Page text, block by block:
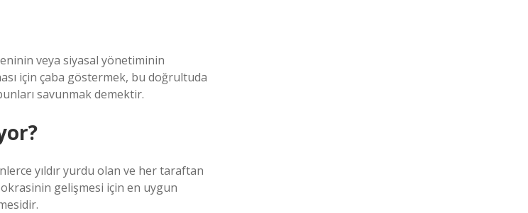
veya siyasal yönetiminin
için çaba göstermek, bu doğrultuda
savunmak demektir.
yıldır yurdu olan ve her taraftan
gelişmesi için en uygun